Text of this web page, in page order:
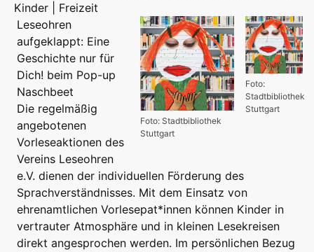
Kinder | Freizeit
Foto:
Stadtbibliothek
Stuttgart
Foto: Stadtbibliothek
Stuttgart
Leseohren
aufgeklappt: Eine
Geschichte nur für
Dich! beim Pop-up
Naschbeet
Die regelmäßig
angebotenen
Vorleseaktionen des
Vereins Leseohren
e.V. dienen der individuellen Förderung des
Sprachverständnisses. Mit dem Einsatz von
ehrenamtlichen Vorlesepat*innen können Kinder in
vertrauter Atmosphäre und in kleinen Lesekreisen
direkt angesprochen werden. Im persönlichen Bezug